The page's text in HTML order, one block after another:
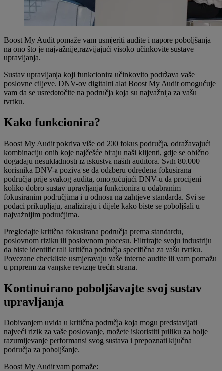
Boost My Audit pomaže vam usmjeriti audite i napore poboljšanja
na ono što je najvažnije,razvijajući visoko učinkovite sustave
upravljanja.
Sustav upravljanja koji funkcionira učinkovito podržava vaše
poslovne ciljeve. DNV-ov digitalni alat Boost My Audit omogućuje
vam da se usredotočite na područja koja su najvažnija za vašu
tvrtku.
Kako funkcionira?
Boost My Audit pokriva više od 200 fokus područja, odražavajući
kombinaciju onih koje najčešće biraju naši klijenti, gdje se obično
događaju nesukladnosti iz iskustva naših auditora. Svih 80.000
korisnika DNV-a poziva se da odaberu određena fokusirana
područja prije svakog audita, omogućujući DNV-u da procijeni
koliko dobro sustav upravljanja funkcionira u odabranim
fokusiranim područjima i u odnosu na zahtjeve standarda. Svi se
podaci prikupljaju, analiziraju i dijele kako biste se poboljšali u
najvažnijim područjima.
Pregledajte kritična fokusirana područja prema standardu,
poslovnom riziku ili poslovnom procesu. Filtrirajte svoju industriju
da biste identificirali kritična područja specifična za vašu tvrtku.
Povezane checkliste usmjeravaju vaše interne audite ili vam pomažu
u pripremi za vanjske revizije trećih strana.
Kontinuirano poboljšavajte svoj sustav
upravljanja
Dobivanjem uvida u kritična područja koja mogu predstavljati
najveći rizik za vaše poslovanje, možete iskoristiti priliku za bolje
razumijevanje performansi svog sustava i prepoznati ključna
područja za poboljšanje.
Boost My Audit vam pomaže: